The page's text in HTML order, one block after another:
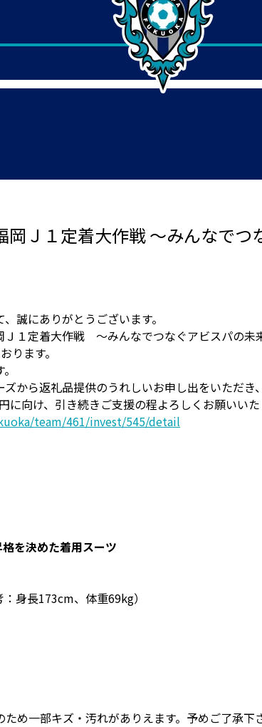
Ｊ１定着大作戦 ～みんなでつ
誠にありがとうございます。
１定着大作戦 ～みんなでつなぐアビスパの未
ります。
から返礼品提供のうれしいお申し出をいただ
向け、引き続きご支援の程よろしくお願いいた
team/461/invest/545/detail
を決めた着用スーツ
身長173cm、体重69kg）
め一部キズ・汚れがありえます。予めご了承下